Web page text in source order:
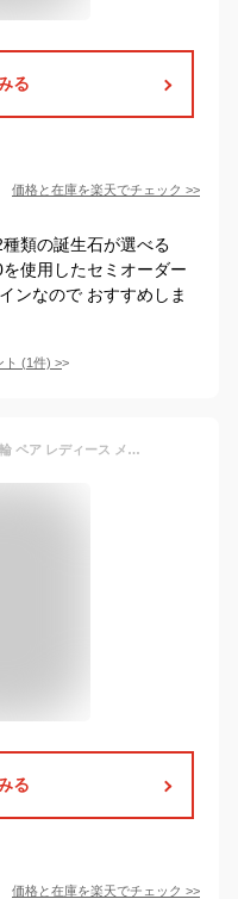
る
価格と在庫を楽天でチェック >>
類の誕生石が選べる
使用したセミオーダー
ンなので おすすめしま
(1件) >
ペアリング カップル 2個セット 指輪 ペア レディース メンズ リング 彫り 唐草 彫金 V字10金 10k 男性 女性 大人 夫婦 お揃い ジュエリー プレゼント 人気 誕生日 記念日 クリスマス ギフト おしゃれ 上品
る
価格と在庫を楽天でチェック >>